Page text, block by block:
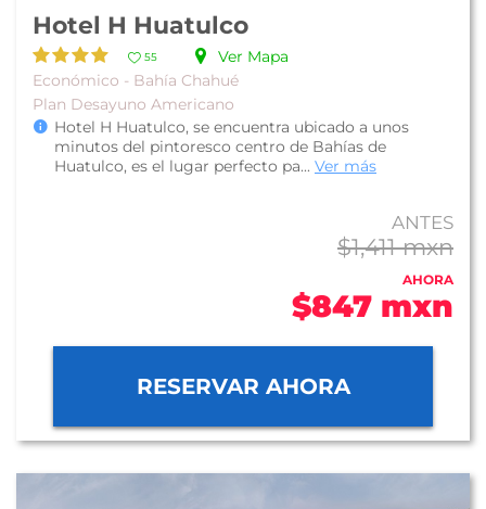
Hotel H Huatulco
55
Ver Mapa
Económico - Bahía Chahué
Plan Desayuno Americano
Hotel H Huatulco, se encuentra ubicado a unos
minutos del pintoresco centro de Bahías de
Huatulco, es el lugar perfecto pa... Ver más
ANTES
$1,411 mxn
AHORA
$847 mxn
RESERVAR AHORA